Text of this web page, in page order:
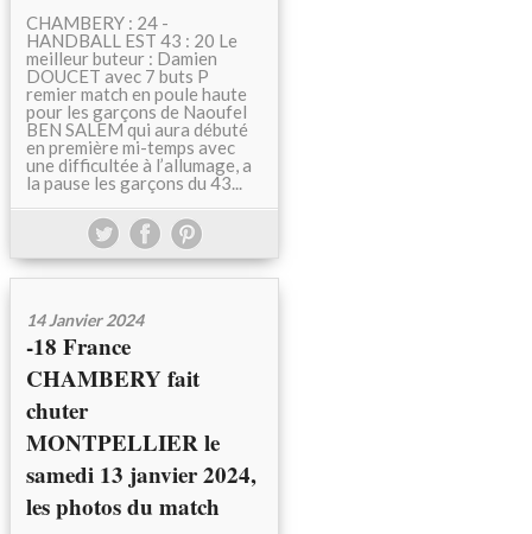
CHAMBERY : 24 -
HANDBALL EST 43 : 20 Le
meilleur buteur : Damien
DOUCET avec 7 buts P
remier match en poule haute
pour les garçons de Naoufel
BEN SALEM qui aura débuté
en première mi-temps avec
une difficultée à l’allumage, a
la pause les garçons du 43...
14 Janvier 2024
-18 France
CHAMBERY fait
chuter
MONTPELLIER le
samedi 13 janvier 2024,
les photos du match